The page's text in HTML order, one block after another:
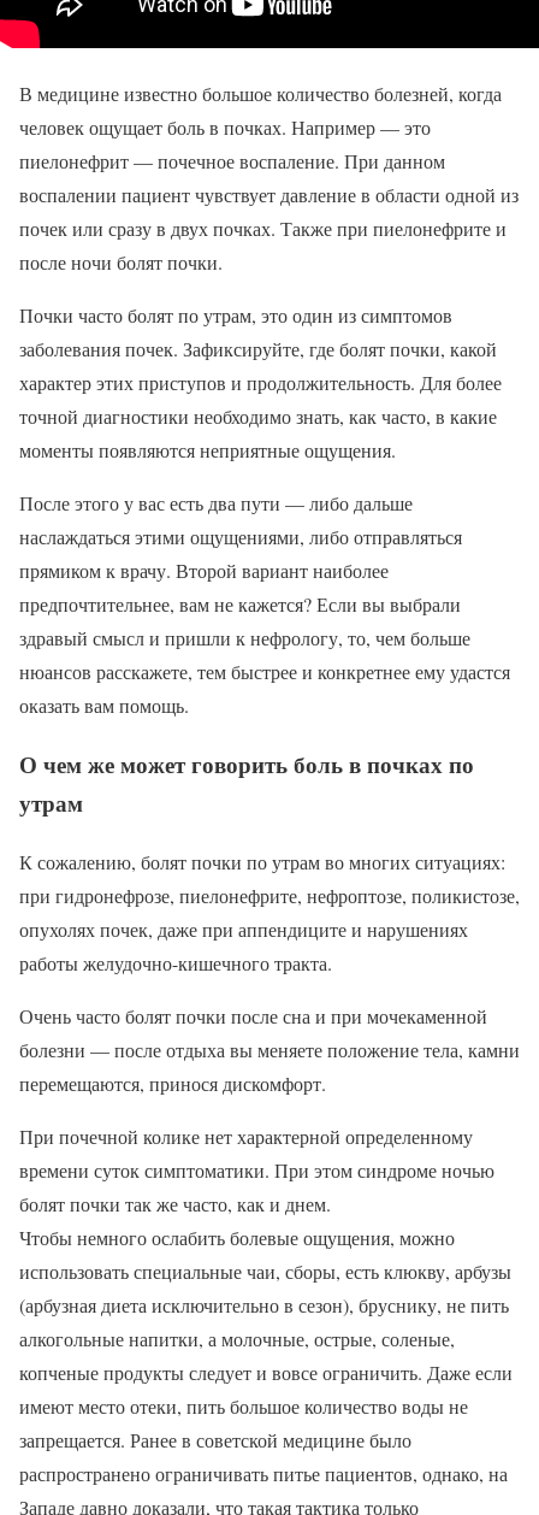
В медицине известно большое количество болезней, когда
человек ощущает боль в почках. Например — это
пиелонефрит — почечное воспаление. При данном
воспалении пациент чувствует давление в области одной из
почек или сразу в двух почках. Также при пиелонефрите и
после ночи болят почки.
Почки часто болят по утрам, это один из симптомов
заболевания почек. Зафиксируйте, где болят почки, какой
характер этих приступов и продолжительность. Для более
точной диагностики необходимо знать, как часто, в какие
моменты появляются неприятные ощущения.
После этого у вас есть два пути — либо дальше
наслаждаться этими ощущениями, либо отправляться
прямиком к врачу. Второй вариант наиболее
предпочтительнее, вам не кажется? Если вы выбрали
здравый смысл и пришли к нефрологу, то, чем больше
нюансов расскажете, тем быстрее и конкретнее ему удастся
оказать вам помощь.
О чем же может говорить боль в почках по
утрам
К сожалению, болят почки по утрам во многих ситуациях:
при гидронефрозе, пиелонефрите, нефроптозе, поликистозе,
опухолях почек, даже при аппендиците и нарушениях
работы желудочно-кишечного тракта.
Очень часто болят почки после сна и при мочекаменной
болезни — после отдыха вы меняете положение тела, камни
перемещаются, принося дискомфорт.
При почечной колике нет характерной определенному
времени суток симптоматики. При этом синдроме ночью
болят почки так же часто, как и днем.
Чтобы немного ослабить болевые ощущения, можно
использовать специальные чаи, сборы, есть клюкву, арбузы
(арбузная диета исключительно в сезон), бруснику, не пить
алкогольные напитки, а молочные, острые, соленые,
копченые продукты следует и вовсе ограничить. Даже если
имеют место отеки, пить большое количество воды не
запрещается. Ранее в советской медицине было
распространено ограничивать питье пациентов, однако, на
Западе давно доказали, что такая тактика только